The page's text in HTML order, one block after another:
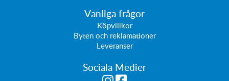
Vanliga frågor
Köpvillkor
Byten och reklamationer
Leveranser
Sociala Medier